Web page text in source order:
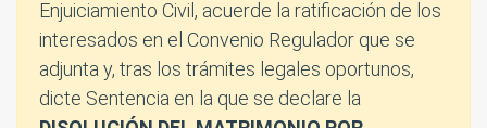
Enjuiciamiento Civil, acuerde la ratificación de los
interesados en el Convenio Regulador que se
adjunta y, tras los trámites legales oportunos,
dicte Sentencia en la que se declare la